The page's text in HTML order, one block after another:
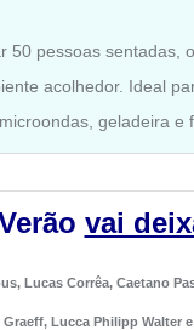
50 pessoas sentadas,
acolhedor. Ideal
geladeira e
vai
Lucas Corrêa, Caetano
Lucca Philipp Walter